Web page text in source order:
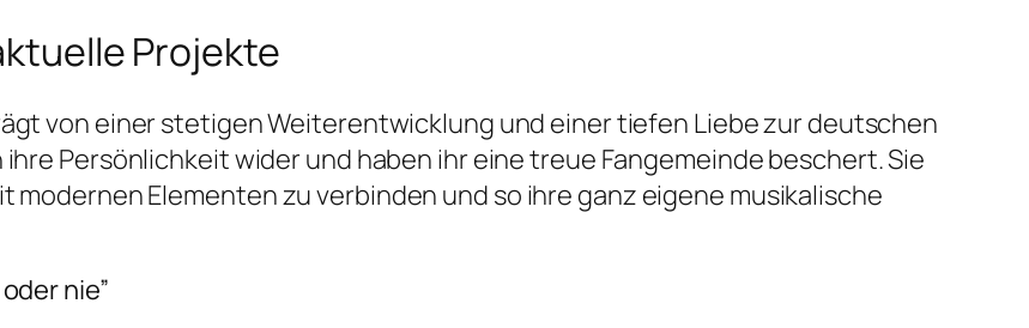
Projekte
von einer stetigen Weiterentwicklung und einer tiefen Liebe zur deutschen
Persönlichkeit wider und haben ihr eine treue Fangemeinde beschert. Sie
Elementen zu verbinden und so ihre ganz eigene musikalische
nie”